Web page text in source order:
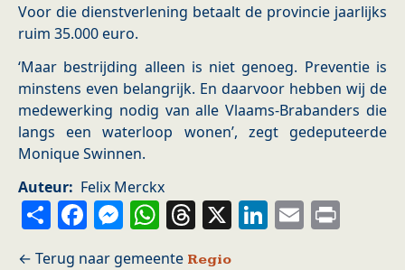
Voor die dienstverlening betaalt de provincie jaarlijks
ruim 35.000 euro.
‘Maar bestrijding alleen is niet genoeg. Preventie is
minstens even belangrijk. En daarvoor hebben wij de
medewerking nodig van alle Vlaams-Brabanders die
langs een waterloop wonen’, zegt gedeputeerde
Monique Swinnen.
Auteur
Felix Merckx
ShareFacebook
Messenger
WhatsApp
Threads
X LinkedIn
Email
Regio